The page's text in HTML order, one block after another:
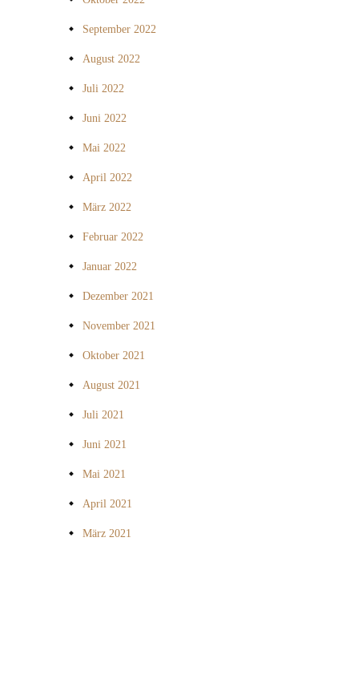
September 2022
August 2022
Juli 2022
Juni 2022
Mai 2022
April 2022
März 2022
Februar 2022
Januar 2022
Dezember 2021
November 2021
Oktober 2021
August 2021
Juli 2021
Juni 2021
Mai 2021
April 2021
März 2021